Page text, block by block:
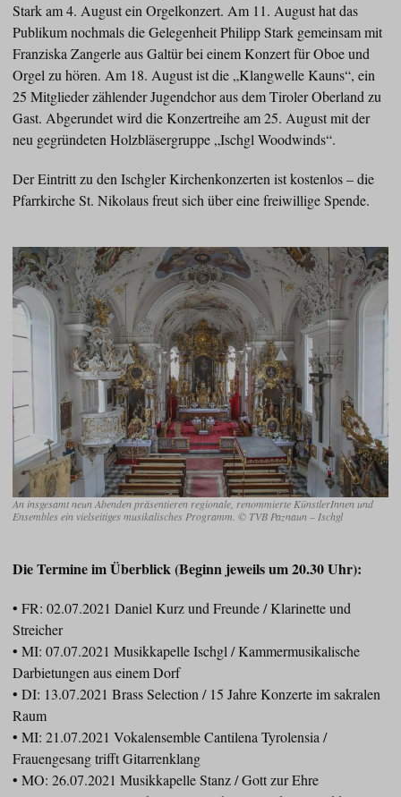
Stark am 4. August ein Orgelkonzert. Am 11. August hat das
Publikum nochmals die Gelegenheit Philipp Stark gemeinsam mit
Franziska Zangerle aus Galtür bei einem Konzert für Oboe und
Orgel zu hören. Am 18. August ist die „Klangwelle Kauns“, ein
25 Mitglieder zählender Jugendchor aus dem Tiroler Oberland zu
Gast. Abgerundet wird die Konzertreihe am 25. August mit der
neu gegründeten Holzbläsergruppe „Ischgl Woodwinds“.
Der Eintritt zu den Ischgler Kirchenkonzerten ist kostenlos – die
Pfarrkirche St. Nikolaus freut sich über eine freiwillige Spende.
An insgesamt neun Abenden präsentieren regionale, renommierte KünstlerInnen und
Ensembles ein vielseitiges musikalisches Programm. © TVB Paznaun – Ischgl
Die Termine im Überblick (Beginn jeweils um 20.30 Uhr):
• FR: 02.07.2021 Daniel Kurz und Freunde / Klarinette und
Streicher
• MI: 07.07.2021 Musikkapelle Ischgl / Kammermusikalische
Darbietungen aus einem Dorf
• DI: 13.07.2021 Brass Selection / 15 Jahre Konzerte im sakralen
Raum
• MI: 21.07.2021 Vokalensemble Cantilena Tyrolensia /
Frauengesang trifft Gitarrenklang
• MO: 26.07.2021 Musikkapelle Stanz / Gott zur Ehre